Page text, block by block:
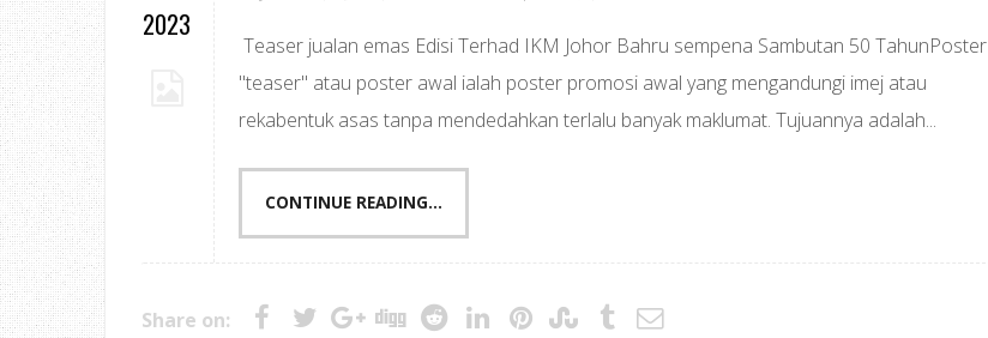
2023
Teaser jualan emas Edisi Terhad IKM Johor Bahru sempena Sambutan 50 TahunPoster
"teaser" atau poster awal ialah poster promosi awal yang mengandungi imej atau
rekabentuk asas tanpa mendedahkan terlalu banyak maklumat. Tujuannya adalah...
CONTINUE READING...
Share on: